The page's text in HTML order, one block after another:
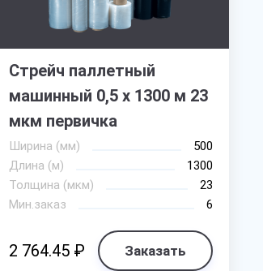
Стрейч паллетный
машинный 0,5 х 1300 м 23
мкм первичка
Ширина (мм)
500
Длина (м)
1300
Толщина (мкм)
23
Мин.заказ
6
2 764.45 ₽ Заказать